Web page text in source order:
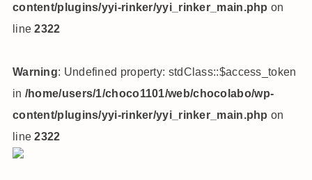
content/plugins/yyi-rinker/yyi_rinker_main.php on
line2322
Warning: Undefined property: stdClass::$access_token
in /home/users/1/choco1101/web/chocolabo/wp-
content/plugins/yyi-rinker/yyi_rinker_main.php on
line2322